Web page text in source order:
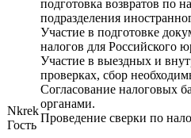
Nkrek
Гость
подготовка возвратов по
подразделения
Участие в подготовке
налогов для Российского
Участие в выездных и
проверках, сбор
Согласование налоговых
органами.
Проведение сверки по